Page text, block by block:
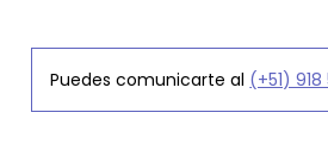
Puedes comunicarte al (+51) 918